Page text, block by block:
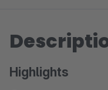
Highlights